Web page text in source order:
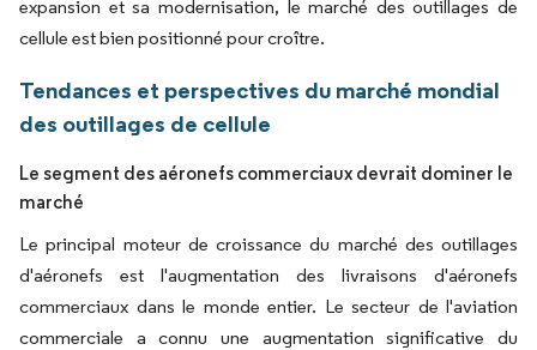
expansion et sa modernisation, le marché des outillages de
cellule est bien positionné pour croître.
Tendances et perspectives du marché mondial
des outillages de cellule
Le segment des aéronefs commerciaux devrait dominer le
marché
Le principal moteur de croissance du marché des outillages
d'aéronefs est l'augmentation des livraisons d'aéronefs
commerciaux dans le monde entier. Le secteur de l'aviation
commerciale a connu une augmentation significative du